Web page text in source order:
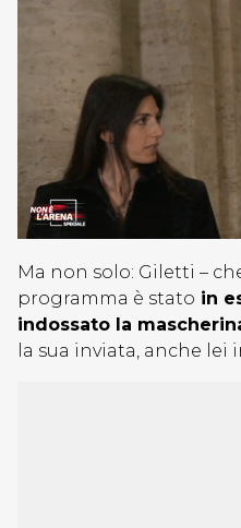
Ma non solo: Giletti –
programma è stato in
indossato la
la sua inviata, anche lei